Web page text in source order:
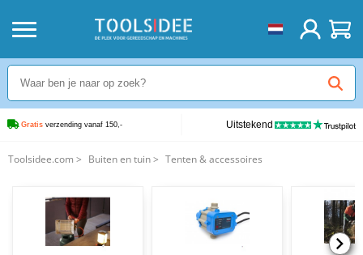
Gratis verzending vanaf 150,- Uitstekend
Toolsidee.com > Buiten en tuin> Tenten & accessoires